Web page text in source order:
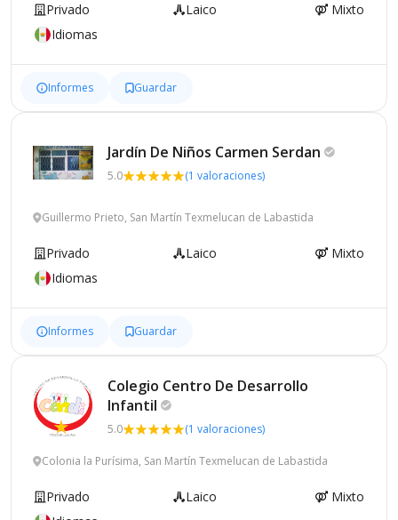
Privado Laico
Mixto
Idiomas
Informes Guardar
Jardín De Niños Carmen Serdan
5.0 (1 valoraciones)
Guillermo Prieto, San Martín Texmelucan de Labastida
Privado Laico
Mixto
Idiomas
Informes Guardar
Colegio Centro De Desarrollo
Infantil
5.0 (1 valoraciones)
Colonia la Purísima, San Martín Texmelucan de Labastida
Privado Laico
Mixto